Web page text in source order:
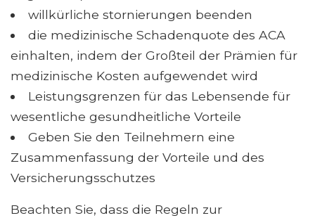
willkürliche stornierungen beenden
die medizinische Schadenquote des ACA
einhalten, indem der Großteil der Prämien für
medizinische Kosten aufgewendet wird
Leistungsgrenzen für das Lebensende für
wesentliche gesundheitliche Vorteile
Geben Sie den Teilnehmern eine
Zusammenfassung der Vorteile und des
Versicherungsschutzes
Beachten Sie, dass die Regeln zur